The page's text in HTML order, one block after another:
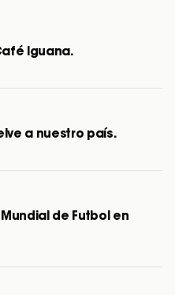
Iguana.
a nuestro país.
de Futbol en